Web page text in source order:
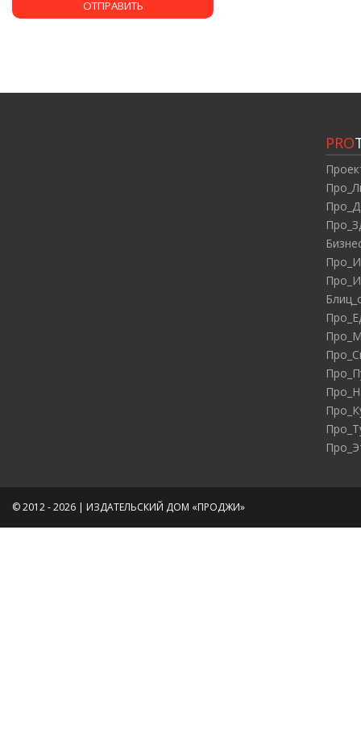
PRO
© 2012 - 2026 | ИЗДАТЕЛЬСКИЙ ДОМ «ПРОДЖИ»